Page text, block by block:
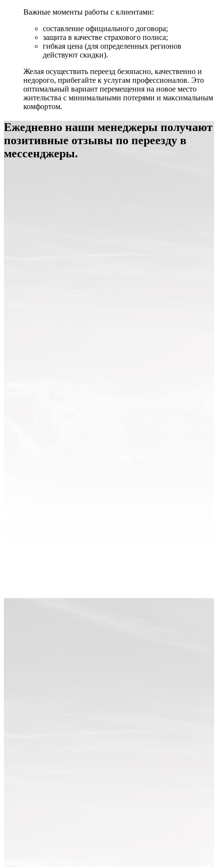
Важные моменты работы с клиентами:
составление официального договора;
защита в качестве страхового полиса;
гибкая цена (для определенных регионов
действуют скидки).
Желая осуществить переезд безопасно, качественно и
недорого, прибегайте к услугам профессионалов. Это
оптимальный вариант перемещения на новое место
жительства с минимальными потерями и максимальным
комфортом.
Ежедневно наши менеджеры получают
позитивные отзывы по переезду в
мессенджеры.